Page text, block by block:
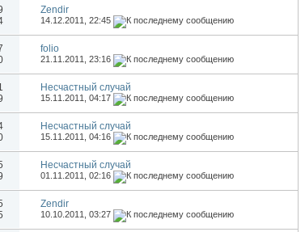
Zendir
14.12.2011,22:45
folio
21.11.2011,23:16
Несчастный случай
15.11.2011,04:17
Несчастный случай
15.11.2011,04:16
Несчастный случай
01.11.2011,02:16
Zendir
10.10.2011,03:27